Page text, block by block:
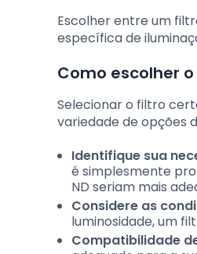
Escolher entre um
específica de
Como escolher
Selecionar o filtro
variedade de opções
Identifique sua
é simplesmente
ND seriam mais
Considere as
luminosidade, um
Compatibilidade